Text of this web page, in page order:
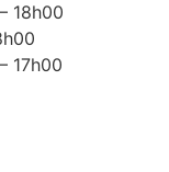
18h00
17h00